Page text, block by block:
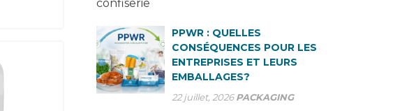
PPWR : QUELLES
CONSÉQUENCES POUR LES
ENTREPRISES ET LEURS
EMBALLAGES?
22 juillet, 2026 PACKAGING